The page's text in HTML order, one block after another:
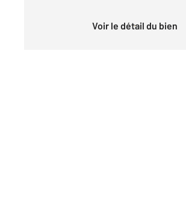
Voir le détail du bien